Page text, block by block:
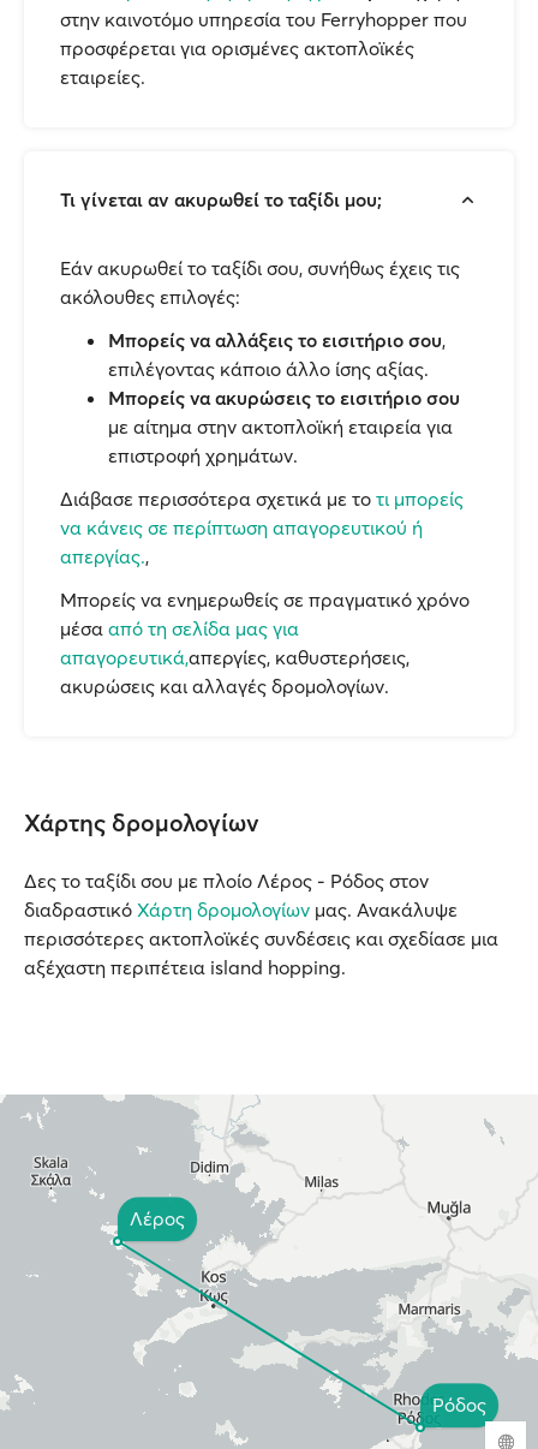
στην καινοτόμο υπηρεσία του Ferryhopper που
προσφέρεται για ορισμένες ακτοπλοϊκές
εταιρείες.
Τι γίνεται αν ακυρωθεί το ταξίδι μου;
Εάν ακυρωθεί το ταξίδι σου, συνήθως έχεις τις
ακόλουθες επιλογές:
Μπορείς να αλλάξεις το εισιτήριο σου,
επιλέγοντας κάποιο άλλο ίσης αξίας.
Μπορείς να ακυρώσεις το εισιτήριο σου
με αίτημα στην ακτοπλοϊκή εταιρεία για
επιστροφή χρημάτων.
Διάβασε περισσότερα σχετικά με το τι μπορείς
να κάνεις σε περίπτωση απαγορευτικού ή
απεργίας.,
Μπορείς να ενημερωθείς σε πραγματικό χρόνο
μέσα από τη σελίδα μας για
απαγορευτικά,απεργίες, καθυστερήσεις,
ακυρώσεις και αλλαγές δρομολογίων.
Χάρτης δρομολογίων
Δες το ταξίδι σου με πλοίο Λέρος - Ρόδος στον
διαδραστικό Χάρτη δρομολογίων μας. Ανακάλυψε
περισσότερες ακτοπλοϊκές συνδέσεις και σχεδίασε μια
αξέχαστη περιπέτεια island hopping.
Λέρος
Ρόδος